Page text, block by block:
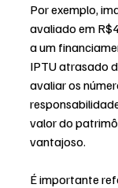
Por exemplo,
avaliado em
a um
IPTU atrasado
avaliar os
valor do
vantajoso.
É importante